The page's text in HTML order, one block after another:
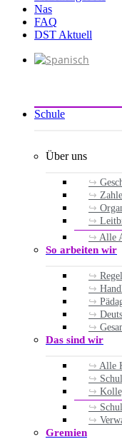
Nas
FAQ
DST Aktuell
Schule
Über uns
Alle
So arbeiten wir
Das sind wir
Alle
Gremien